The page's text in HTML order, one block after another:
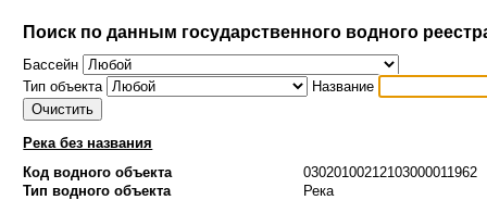
Поиск по данным государственного водного
Бассейн
Тип объекта
Название
Река без названия
Код водного объекта
03020100212103000011962
Тип водного объекта
Река